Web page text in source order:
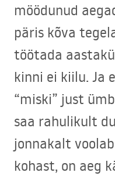
möödunud
päris kõva
töötada
kinni ei kiilu. Ja
“miski” just
saa rahulikult
jonnakalt
kohast, on aeg